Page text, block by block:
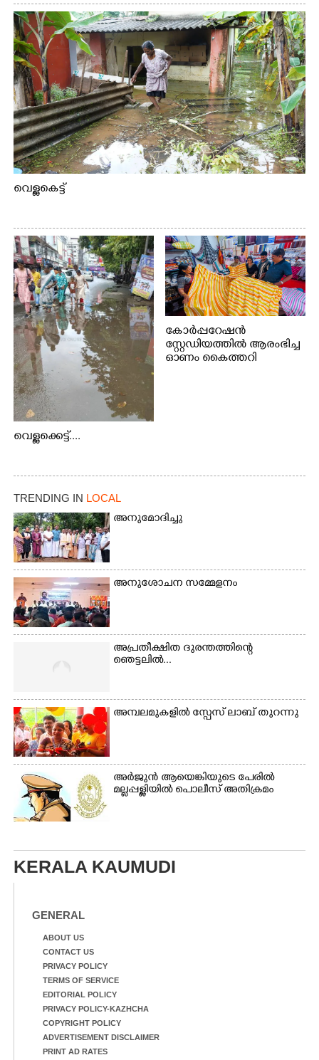
വെള്ളകെട്ട്
വെള്ളക്കെട്ട്....
കോർപ്പറേഷൻ
സ്റ്റേഡിയത്തിൽ ആരംഭിച്ച
ഓണം കൈത്തറി
TRENDING IN LOCAL
അനുമോദിച്ചു
അനുശോചന സമ്മേളനം
അപ്രതീക്ഷിത ദുരന്തത്തിന്റെ
ഞെട്ടലിൽ...
അമ്പലമുകളിൽ സ്പേസ് ലാബ് തുറന്നു
അർജുൻ ആയെങ്കിയുടെ പേരിൽ
മല്ലപ്പള്ളിയിൽ പൊലീസ് അതിക്രമം
KERALA KAUMUDI
GENERAL
ABOUT US
CONTACT US
PRIVACY POLICY
TERMS OF SERVICE
EDITORIAL POLICY
PRIVACY POLICY-KAZHCHA
COPYRIGHT POLICY
ADVERTISEMENT DISCLAIMER
PRINT AD RATES